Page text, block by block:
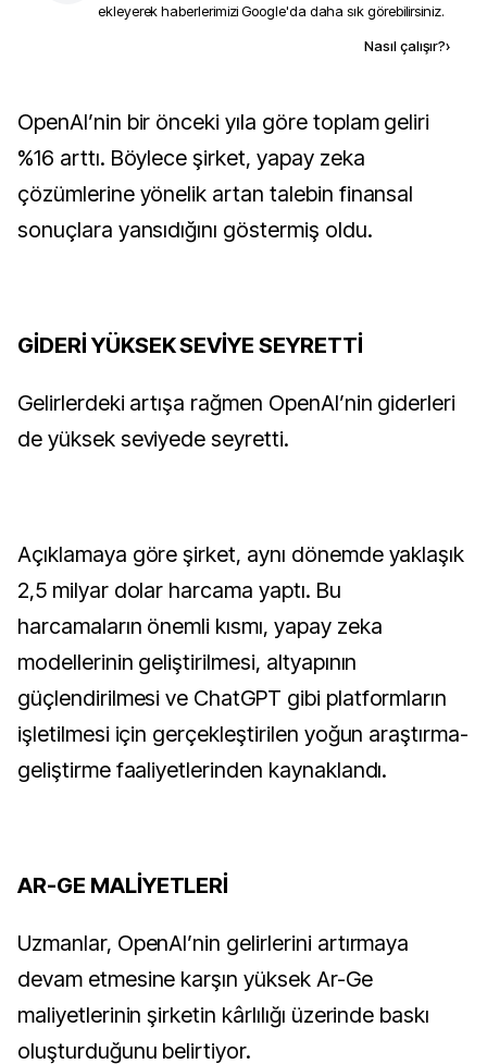
ekleyerek haberlerimizi Google'da daha sık görebilirsiniz.
Nasıl çalışır?›
OpenAI’nin bir önceki yıla göre toplam geliri
%16 arttı. Böylece şirket, yapay zeka
çözümlerine yönelik artan talebin finansal
sonuçlara yansıdığını göstermiş oldu.
GİDERİ YÜKSEK SEVİYE SEYRETTİ
Gelirlerdeki artışa rağmen OpenAI’nin giderleri
de yüksek seviyede seyretti.
Açıklamaya göre şirket, aynı dönemde yaklaşık
2,5 milyar dolar harcama yaptı. Bu
harcamaların önemli kısmı, yapay zeka
modellerinin geliştirilmesi, altyapının
güçlendirilmesi ve ChatGPT gibi platformların
işletilmesi için gerçekleştirilen yoğun araştırma-
geliştirme faaliyetlerinden kaynaklandı.
AR-GE MALİYETLERİ
Uzmanlar, OpenAI’nin gelirlerini artırmaya
devam etmesine karşın yüksek Ar-Ge
maliyetlerinin şirketin kârlılığı üzerinde baskı
oluşturduğunu belirtiyor.